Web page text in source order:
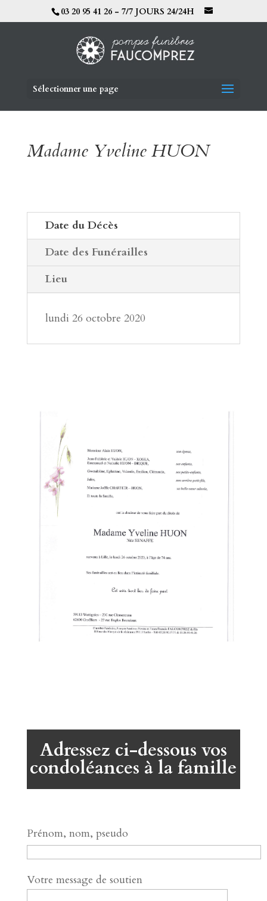
03 20 95 41 26 - 7/7 JOURS 24/24H
Sélectionner une page
Madame Yveline HUON
Date du Décès
Date des Funérailles
Lieu
lundi 26 octobre 2020
Adressez ci-dessous vos
condoléances à la famille
Prénom, nom, pseudo
Votre message de soutien